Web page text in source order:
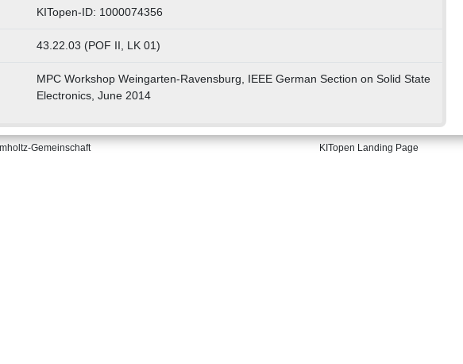
KITopen-ID: 1000074356
43.22.03 (POF II, LK 01)
MPC Workshop Weingarten-Ravensburg, IEEE German Section on Solid State
Electronics, June 2014
Gemeinschaft KITopen Landing Page